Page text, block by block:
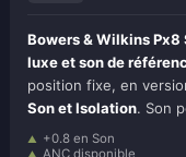
Bowers & Wilkins Px8
luxe et son de
position fixe, en
Son et Isolation. Son
+0.8 en Son
ANC disponible